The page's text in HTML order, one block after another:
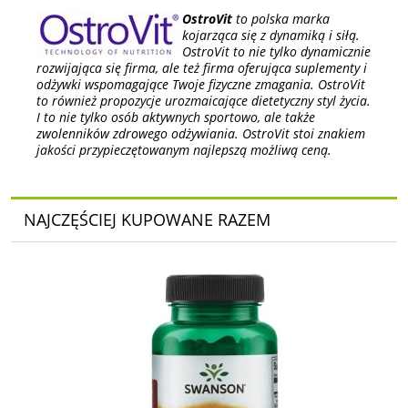
OstroVit to polska marka
kojarząca się z dynamiką i siłą.
OstroVit to nie tylko dynamicznie
rozwijająca się firma, ale też firma oferująca suplementy i
odżywki wspomagające Twoje fizyczne zmagania. OstroVit
to również propozycje urozmaicające dietetyczny styl życia.
I to nie tylko osób aktywnych sportowo, ale także
zwolenników zdrowego odżywiania. OstroVit stoi znakiem
jakości przypieczętowanym najlepszą możliwą ceną.
NAJCZĘŚCIEJ KUPOWANE RAZEM